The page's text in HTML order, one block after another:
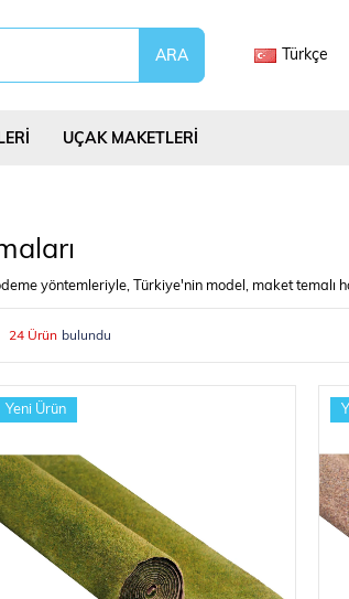
Türkçe
Bozlar Bilim Deney Setleri
Serisi Faller Basic Series
UÇAK MAKETLERİ
yöntemleriyle, Türkiye'nin model, maket temalı
24 Ürün
Yeni Ürün